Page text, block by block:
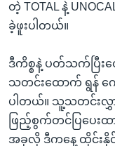
တဲ့ TOTAL နဲ့
ခဲ့ဖူးပါတယ်။
ဒီကိစ္စနဲ့ ပတ်သက်ပြီ
သတင်းထောက် ရွန် ကေ
ပါတယ်။ သူ့သတင်း
ဖြည့်စွက်တင်ပြပေးထ
အခုလို ဒီကနေ့ ထိုင်းနိုင်